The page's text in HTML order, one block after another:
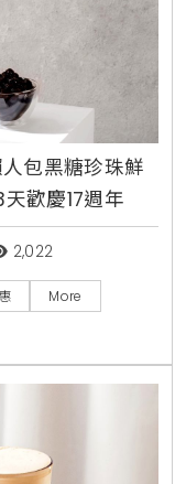
包黑糖珍珠鮮
歡慶17週年
2,022
More